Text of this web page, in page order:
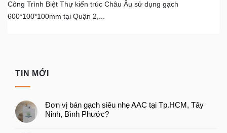
Công Trình Biệt Thự kiến trúc Châu Âu sử dụng gạch
600*100*100mm tại Quận 2,...
TIN MỚI
Đơn vị bán gạch siêu nhẹ AAC tại Tp.HCM, Tây
Ninh, Bình Phước?